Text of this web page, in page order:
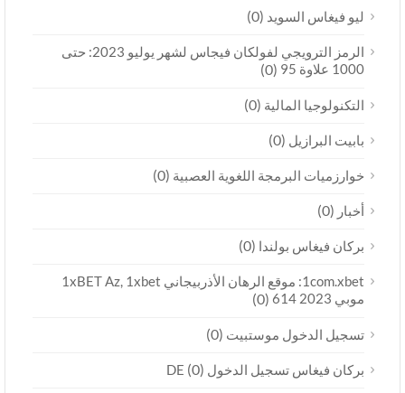
ليو فيغاس السويد(0)
الرمز الترويجي لفولكان فيجاس لشهر يوليو 2023: حتى
1000 علاوة 95 (0)
التكنولوجيا المالية(0)
بابيت البرازيل (0)
خوارزميات البرمجة اللغوية العصبية(0)
أخبار(0)
بركان فيغاس بولندا(0)
1com.xbet: موقع الرهان الأذربيجاني 1xBET Az, 1xbet
موبي 2023 614 (0)
تسجيل الدخول موستبيت(0)
بركان فيغاس تسجيل الدخول DE(0)